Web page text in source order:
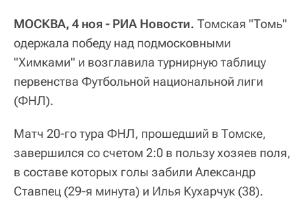
МОСКВА, 4 ноя - РИА Новости. Томская "Томь"
одержала победу над подмосковными
"Химками" и возглавила турнирную таблицу
первенства Футбольной национальной лиги
(ФНЛ).
Матч 20-го тура ФНЛ, прошедший в Томске,
завершился со счетом 2:0 в пользу хозяев поля,
в составе которых голы забили Александр
Ставпец (29-я минута) и Илья Кухарчук (38).